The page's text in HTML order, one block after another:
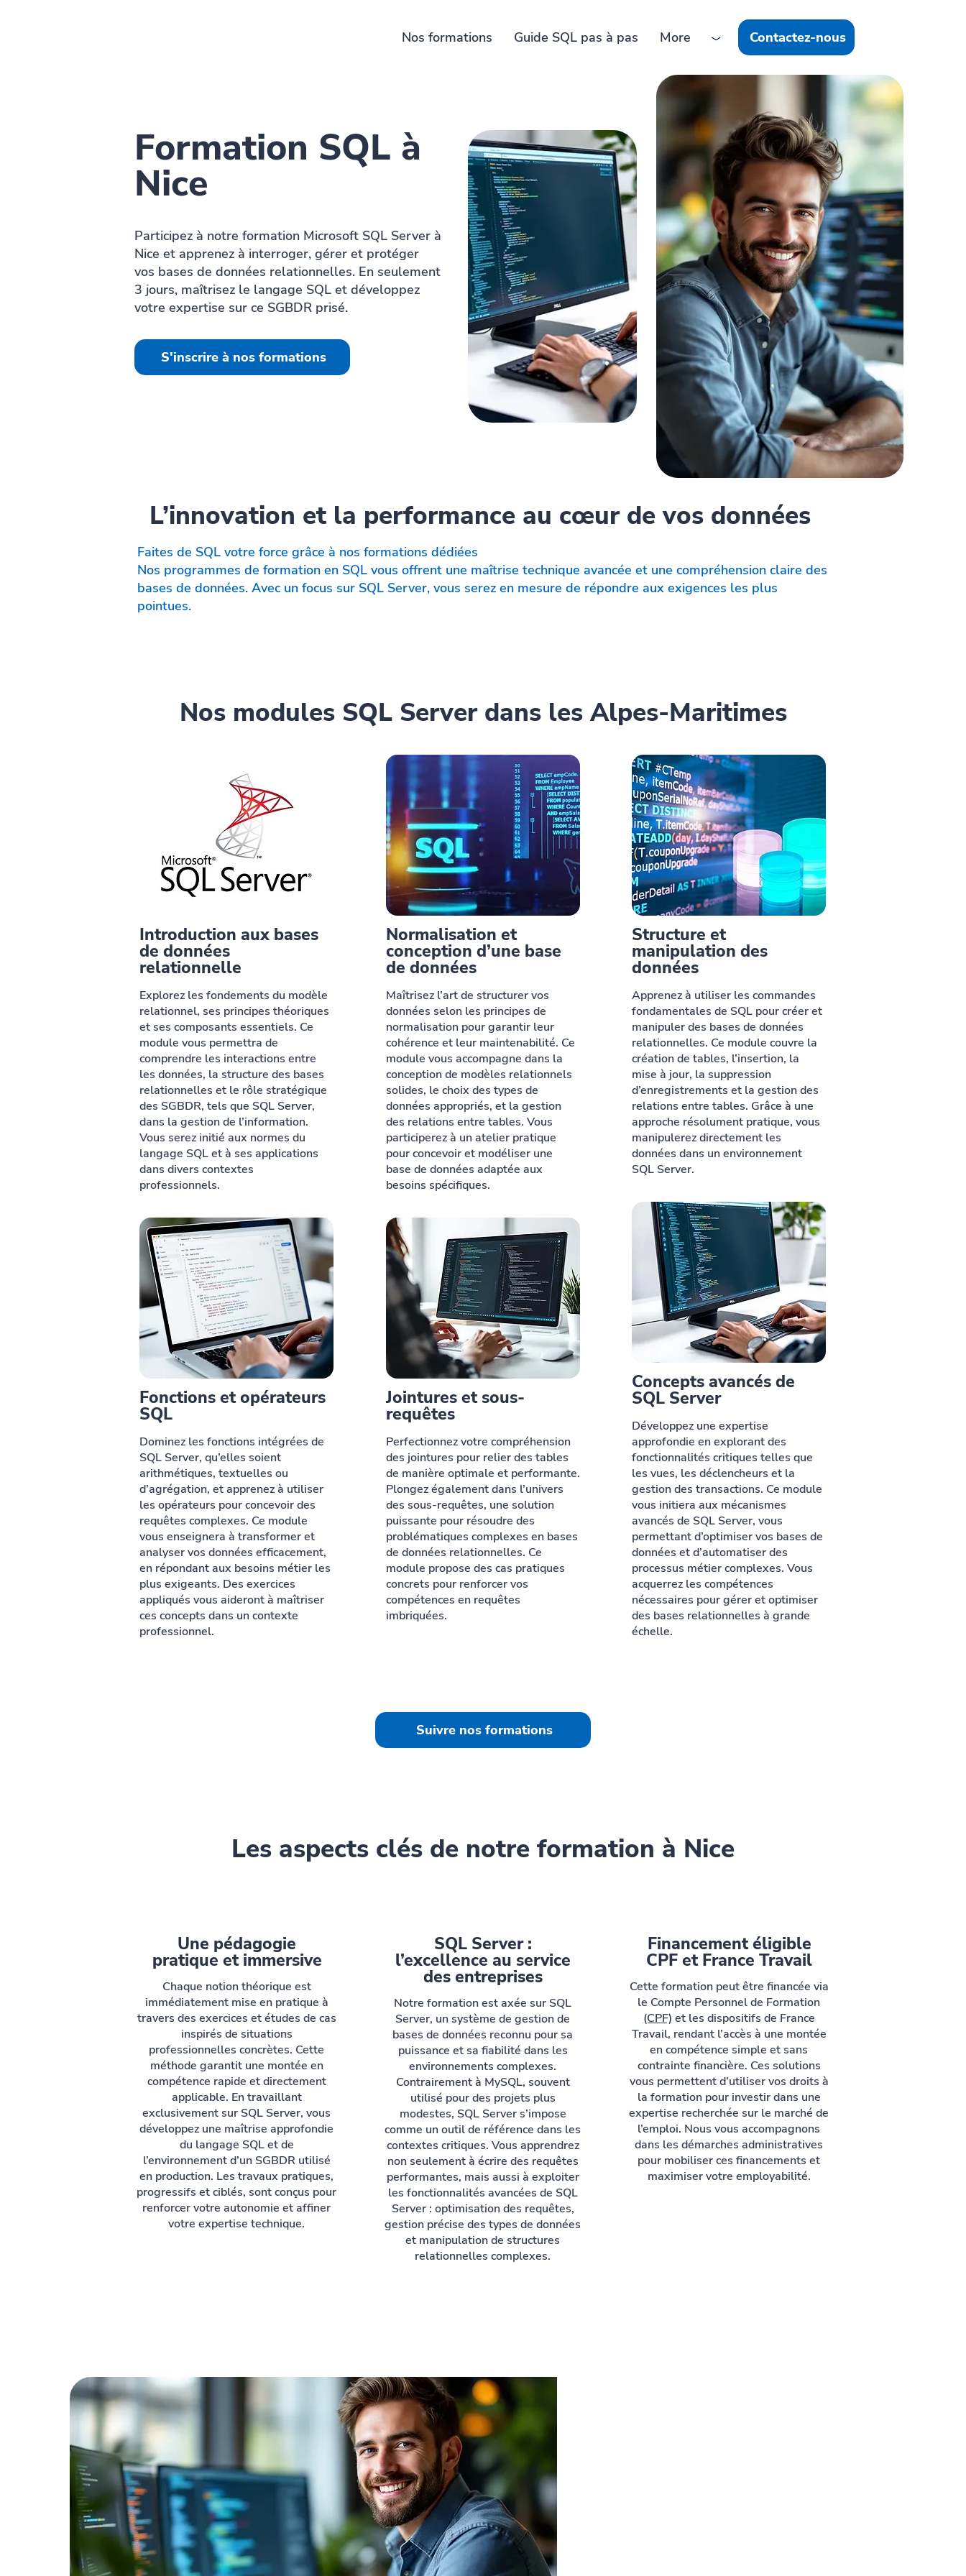
Nos formations Guide SQL pas à pas More Contactez-nous
Formation SQL à
Nice
Participez à notre formation Microsoft SQL Server à
Nice et apprenez à interroger, gérer et protéger
vos bases de données relationnelles. En seulement
3 jours, maîtrisez le langage SQL et développez
votre expertise sur ce SGBDR prisé.
S'inscrire à nos formations
L’innovation et la performance au cœur de vos données
Faites de SQL votre force grâce à nos formations dédiées
Nos programmes de formation en SQL vous offrent une maîtrise technique avancée et une compréhension claire des
bases de données. Avec un focus sur SQL Server, vous serez en mesure de répondre aux exigences les plus
pointues.
Nos modules SQL Server dans les Alpes-Maritimes
Introduction aux bases
de données
relationnelle
Explorez les fondements du modèle
relationnel, ses principes théoriques
et ses composants essentiels. Ce
module vous permettra de
comprendre les interactions entre
les données, la structure des bases
relationnelles et le rôle stratégique
des SGBDR, tels que SQL Server,
dans la gestion de l’information.
Vous serez initié aux normes du
langage SQL et à ses applications
dans divers contextes
professionnels.
Fonctions et opérateurs
SQL
Dominez les fonctions intégrées de
SQL Server, qu’elles soient
arithmétiques, textuelles ou
d’agrégation, et apprenez à utiliser
les opérateurs pour concevoir des
requêtes complexes. Ce module
vous enseignera à transformer et
analyser vos données efficacement,
en répondant aux besoins métier les
plus exigeants. Des exercices
appliqués vous aideront à maîtriser
ces concepts dans un contexte
professionnel.
Normalisation et
conception d’une base
de données
Maîtrisez l’art de structurer vos
données selon les principes de
normalisation pour garantir leur
cohérence et leur maintenabilité. Ce
module vous accompagne dans la
conception de modèles relationnels
solides, le choix des types de
données appropriés, et la gestion
des relations entre tables. Vous
participerez à un atelier pratique
pour concevoir et modéliser une
base de données adaptée aux
besoins spécifiques.
Jointures et sous-
requêtes
Perfectionnez votre compréhension
des jointures pour relier des tables
de manière optimale et performante.
Plongez également dans l’univers
des sous-requêtes, une solution
puissante pour résoudre des
problématiques complexes en bases
de données relationnelles. Ce
module propose des cas pratiques
concrets pour renforcer vos
compétences en requêtes
imbriquées.
Structure et
manipulation des
données
Apprenez à utiliser les commandes
fondamentales de SQL pour créer et
manipuler des bases de données
relationnelles. Ce module couvre la
création de tables, l’insertion, la
mise à jour, la suppression
d’enregistrements et la gestion des
relations entre tables. Grâce à une
approche résolument pratique, vous
manipulerez directement les
données dans un environnement
SQL Server.
Concepts avancés de
SQL Server
Développez une expertise
approfondie en explorant des
fonctionnalités critiques telles que
les vues, les déclencheurs et la
gestion des transactions. Ce module
vous initiera aux mécanismes
avancés de SQL Server, vous
permettant d’optimiser vos bases de
données et d’automatiser des
processus métier complexes. Vous
acquerrez les compétences
nécessaires pour gérer et optimiser
des bases relationnelles à grande
échelle.
Suivre nos formations
Les aspects clés de notre formation à Nice
Une pédagogie
pratique et immersive
Chaque notion théorique est
immédiatement mise en pratique à
travers des exercices et études de cas
inspirés de situations
professionnelles concrètes. Cette
méthode garantit une montée en
compétence rapide et directement
applicable. En travaillant
exclusivement sur SQL Server, vous
développez une maîtrise approfondie
du langage SQL et de
l’environnement d’un SGBDR utilisé
en production. Les travaux pratiques,
progressifs et ciblés, sont conçus pour
renforcer votre autonomie et affiner
votre expertise technique.
SQL Server :
l’excellence au service
des entreprises
Notre formation est axée sur SQL
Server, un système de gestion de
bases de données reconnu pour sa
puissance et sa fiabilité dans les
environnements complexes.
Contrairement à MySQL, souvent
utilisé pour des projets plus
modestes, SQL Server s’impose
comme un outil de référence dans les
contextes critiques. Vous apprendrez
non seulement à écrire des requêtes
performantes, mais aussi à exploiter
les fonctionnalités avancées de SQL
Server : optimisation des requêtes,
gestion précise des types de données
et manipulation de structures
relationnelles complexes.
Financement éligible
CPF et France Travail
Cette formation peut être financée via
le Compte Personnel de Formation
(CPF) et les dispositifs de France
Travail, rendant l’accès à une montée
en compétence simple et sans
contrainte financière. Ces solutions
vous permettent d’utiliser vos droits à
la formation pour investir dans une
expertise recherchée sur le marché de
l’emploi. Nous vous accompagnons
dans les démarches administratives
pour mobiliser ces financements et
maximiser votre employabilité.